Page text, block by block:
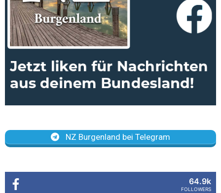
NZ Burgenland bei Telegram
64.9k
FOLLOWERS